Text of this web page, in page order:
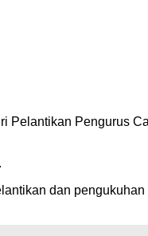
Pengurus
dan